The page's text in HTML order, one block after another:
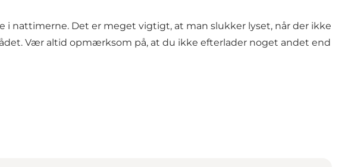
nattimerne. Det er meget vigtigt, at man slukker lyset, når der ikke
Vær altid opmærksom på, at du ikke efterlader noget andet end